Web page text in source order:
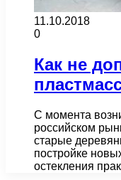
11.10.2018
0
Как не
С момента
российском
старые
постройке
остекления